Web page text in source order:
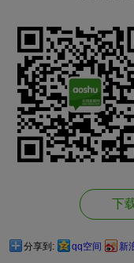
下
分享到: qq空间 新